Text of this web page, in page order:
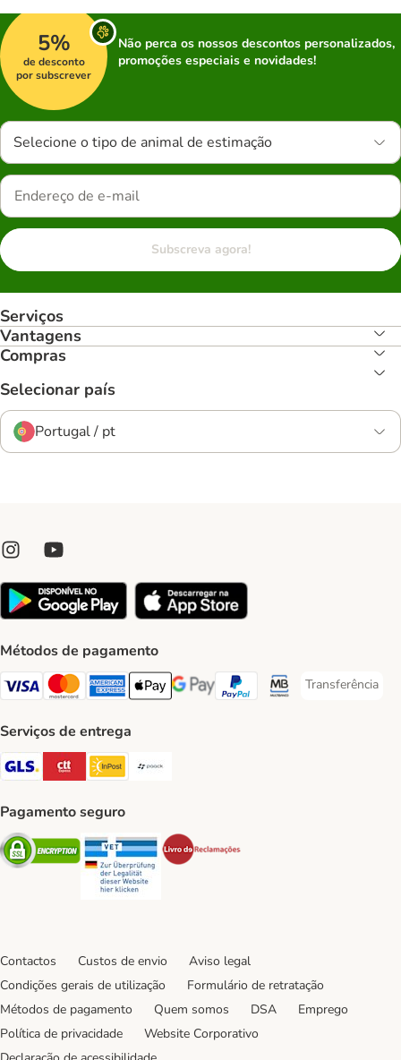
5%
de desconto
por subscrever
Não perca os nossos descontos personalizados,
promoções especiais e novidades!
Selecione o tipo de animal de estimação
Subscreva agora!
Serviços
Vantagens
Compras
Selecionar país
Portugal / pt
Métodos de pagamento
Visa Payment Method
Mastercard Payment Method
American Express Payment Method
Apple Pay Payment Method
Google Pay Payment Method
PayPal Payment Method
Multibanco Payment
Transferência
Transferência
Serviços de entrega
GLS Shipping Method
CTTExpress Shipping Method
InPost Shipping Method
Pagamento seguro
Security Security
Contactos Custos de envio
Aviso legal
Condições gerais de utilização
Formulário de retratação
Métodos de pagamento
Quem somos DSA
Emprego
Política de privacidade
Website Corporativo